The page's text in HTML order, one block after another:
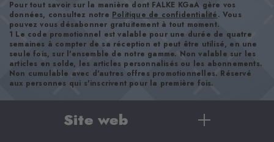
A côtes
Renforts
aucun
Semelle
Normal
Pour tout savoir sur la manière dont FALKE KGaA gère vos
données, consultez notre Politique de confidentialité. Vous
pouvez vous désabonner gratuitement à tout moment.
1 Le code promotionnel est valable pour une durée de quatre
semaines à compter de sa réception et peut être utilisé, en une
seule fois, sur l'ensemble de notre gamme. Non valable sur les
articles en solde, les articles personnalisés ou les abonnements.
Non cumulable avec d'autres offres promotionnelles. Réservé
aux personnes qui s'inscrivent pour la première fois.
Site web